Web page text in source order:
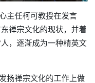
主任柯可教授在发言
禅宗文化的现状，并着
，逐渐成为一种精英文
禅宗文化的工作上做